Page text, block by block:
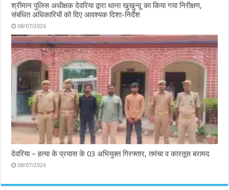
श्रीमान पुलिस अधीक्षक देवरिया द्वारा थाना खुखुन्दू का किया गया निरीक्षण,
संबंधित अधिकारियों को दिए आवश्यक दिशा-निर्देश
08/07/2026
देवरिया – हत्या के प्रयास के 03 अभियुक्त गिरफ्तार, तमंचा व कारतूस बरामद
08/07/2026